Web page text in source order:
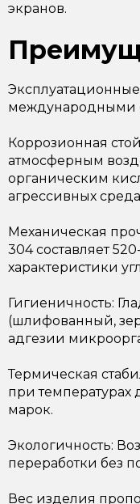
экранов.
международными
Коррозионная
атмосферным
органическим
агрессивных
Механическая
304 составляет
характеристики
Гигиеничность:
(шлифованный,
адгезии
Термическая
при температурах
марок.
Экологичность:
переработки без
Вес изделия